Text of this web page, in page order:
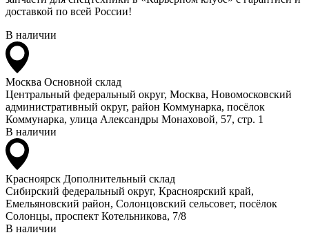
доставкой по всей России!
В наличии
Москва Основной склад
Центральный федеральный округ, Москва, Новомосковский
административный округ, район Коммунарка, посёлок
Коммунарка, улица Александры Монаховой, 57, стр. 1
В наличии
Красноярск Дополнительный склад
Сибирский федеральный округ, Красноярский край,
Емельяновский район, Солонцовский сельсовет, посёлок
Солонцы, проспект Котельникова, 7/8
В наличии